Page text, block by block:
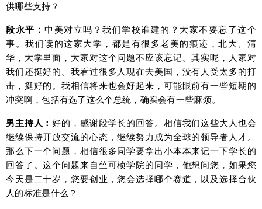
供哪些支持？
段永平：中美对立吗？我们学校谁建的？大家不要忘了这个
事。我们读的这家大学，都是有很多老美的痕迹，北大、清
华，大学里面，大家对这个问题不应该忘记。其实呢，人家对
我们还挺好的。我看过很多人现在去美国，没有人受太多的打
击，挺好的。我相信将来也会好起来，可能眼前有一些短期的
冲突啊，包括有选了这么个总统，确实会有一些麻烦。
男主持人：好的，感谢段学长的回答。相信我们这些大人也会
继续保持开放交流的心态，继续努力成为全球的领导者人才。
那么下一个问题，相信很多同学要拿出小本本来记一下学长的
回答了。这个问题来自竺可桢学院的同学，他想问您，如果您
今天是二十岁，您要创业，您会选择哪个赛道，以及选择合伙
人的标准是什么？